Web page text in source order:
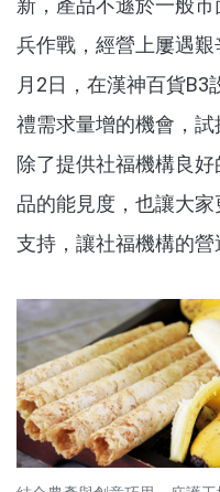
兵作戰，經營上屢遇
月2日，在漢神百貨B3
禮需求量增的機會，試
除了提供社福機構良
品的能見度，也讓大
支持，讓社福機構的營